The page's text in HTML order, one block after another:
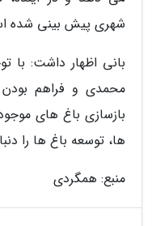
شهری پیش بینی شده
بانی اظهار داشت:
محمدی و فراهم
بازسازی باغ های
ها، توسعه باغ ها را
منبع: همگردی